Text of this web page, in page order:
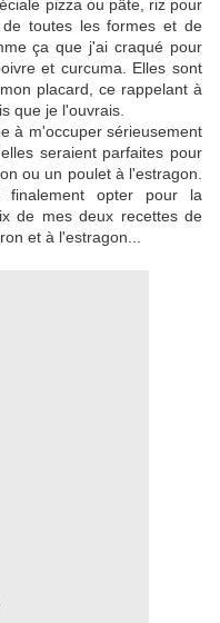
pizza ou pâte, riz pour
toutes les formes et de
ça que j'ai craqué pour
et curcuma. Elles sont
placard, ce rappelant à
que je l'ouvrais.
à m'occuper sérieusement
seraient parfaites pour
ou un poulet à l'estragon.
opter pour la
de mes deux recettes de
et à l'estragon...